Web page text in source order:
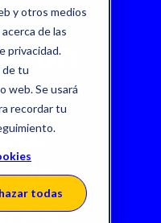
y otros medios
de las
privacidad.
de tu
web. Se usará
recordar tu
todas
de